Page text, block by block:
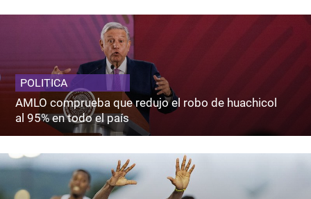
POLITICA
AMLO comprueba que redujo el robo de huachicol
al 95% en todo el país